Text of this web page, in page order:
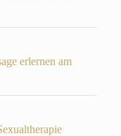
erlernen am